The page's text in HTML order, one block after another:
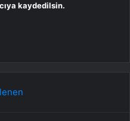
kaydedilsin.